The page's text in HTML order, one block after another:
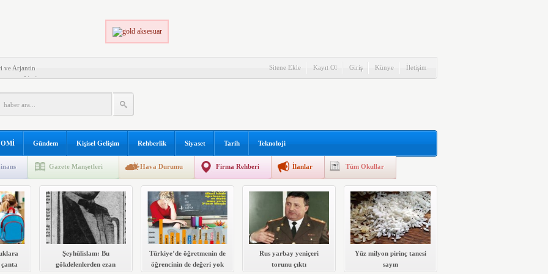
ve Arjantin
ŞEYLER!
OLMANIN KOŞULLARI
ONLARLA BAŞEDEBİLME
GÜÇLÜKLER
İLE İLGİLİ KAYNAK KİTAP LİSTESİ
Sitene Ekle Kayıt Ol Giriş Künye İletişim
Gündem Kişisel Gelişim Rehberlik Siyaset Tarih Teknoloji
Gazete Manşetleri Hava Durumu Firma Rehberi İlanlar Tüm Okullar
Şeyhülislam: Bu
gökdelenlerden ezan
Türkiye’de öğretmenin de
öğrencinin de değeri yok
Rus yarbay yeniçeri
torunu çıktı
Yüz milyon pirinç tanesi
sayın